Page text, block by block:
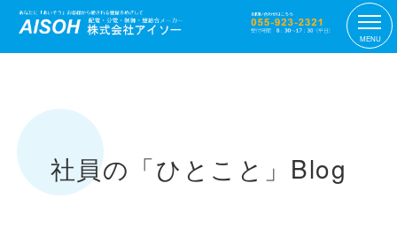
MENU
社員の「ひとこと」Blog